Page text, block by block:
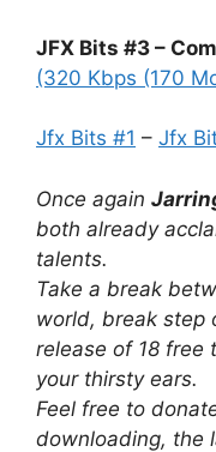
JFX Bits #3 –
(320 Kbps (170
Jfx Bits #1 – Jfx
Once again
both already
talents.
Take a break
world, break step
release of 18 free
your thirsty ears.
Feel free to
downloading, the